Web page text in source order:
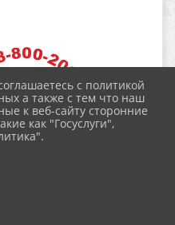
с политикой
а также с тем что наш
к веб-сайту сторонние
как "Госуслуги",